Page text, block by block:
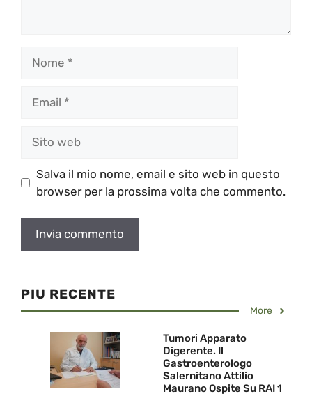
web
Salva il mio nome, email e sito web in questo
browser per la prossima volta che commento.
PIU RECENTE
More
Tumori Apparato
Digerente. Il
Gastroenterologo
Salernitano Attilio
Maurano Ospite Su RAI 1